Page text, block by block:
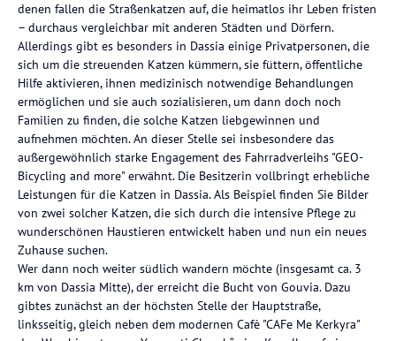
denen fallen die Straßenkatzen auf, die heimatlos ihr Leben fristen
– durchaus vergleichbar mit anderen Städten und Dörfern.
Allerdings gibt es besonders in Dassia einige Privatpersonen, die
sich um die streuenden Katzen kümmern, sie füttern, öffentliche
Hilfe aktivieren, ihnen medizinisch notwendige Behandlungen
ermöglichen und sie auch sozialisieren, um dann doch noch
Familien zu finden, die solche Katzen liebgewinnen und
aufnehmen möchten. An dieser Stelle sei insbesondere das
außergewöhnlich starke Engagement des Fahrradverleihs "GEO-
Bicycling and more" erwähnt. Die Besitzerin vollbringt erhebliche
Leistungen für die Katzen in Dassia. Als Beispiel finden Sie Bilder
von zwei solcher Katzen, die sich durch die intensive Pflege zu
wunderschönen Haustieren entwickelt haben und nun ein neues
Zuhause suchen.
Wer dann noch weiter südlich wandern möchte (insgesamt ca. 3
km von Dassia Mitte), der erreicht die Bucht von Gouvia. Dazu
gibtes zunächst an der höchsten Stelle der Hauptstraße,
linksseitig, gleich neben dem modernen Cafè "CAFe Me Kerkyra"